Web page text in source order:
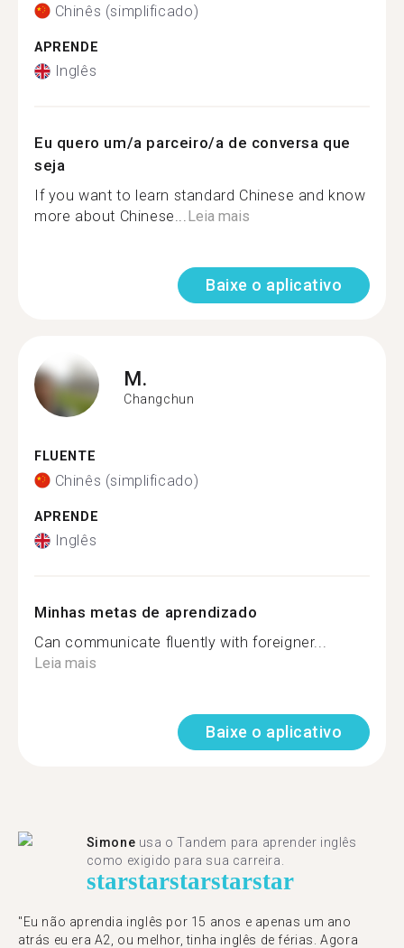
Chinês (simplificado)
APRENDE
Inglês
Eu quero um/a parceiro/a de conversa que
seja
If you want to learn standard Chinese and know
more about Chinese...Leia mais
Baixe o aplicativo
M.
Changchun
FLUENTE
Chinês (simplificado)
APRENDE
Inglês
Minhas metas de aprendizado
Can communicate fluently with foreigner...
Leia mais
Baixe o aplicativo
Simone usa o Tandem para aprender inglês
como exigido para sua carreira.
starstarstarstarstar
"Eu não aprendia inglês por 15 anos e apenas um ano
atrás eu era A2, ou melhor, tinha inglês de férias. Agora